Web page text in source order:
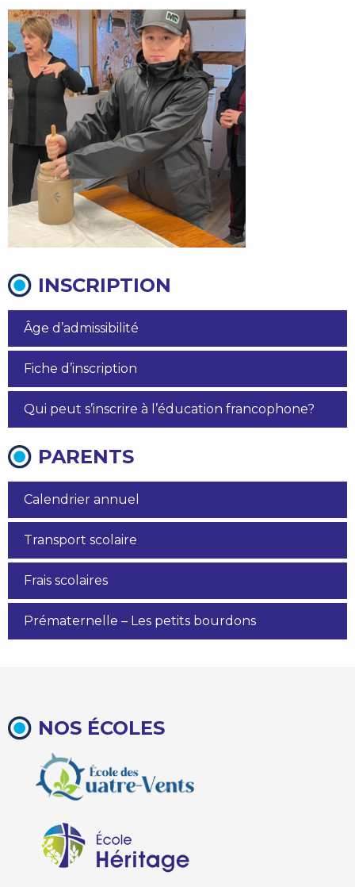
INSCRIPTION
Âge d’admissibilité
Fiche d’inscription
Qui peut s’inscrire à l’éducation francophone?
PARENTS
Calendrier annuel
Transport scolaire
Frais scolaires
Prématernelle – Les petits bourdons
NOS ÉCOLES